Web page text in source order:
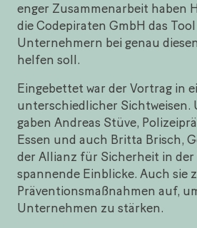
enger Zusammenarbeit haben
die Codepiraten GmbH das
Unternehmern bei genau
helfen soll.
Eingebettet war der Vortrag in
unterschiedlicher Sichtweisen.
gaben Andreas Stüve,
Essen und auch Britta Brisch,
der Allianz für Sicherheit in
spannende Einblicke. Auch sie
Präventionsmaßnahmen auf,
Unternehmen zu stärken.